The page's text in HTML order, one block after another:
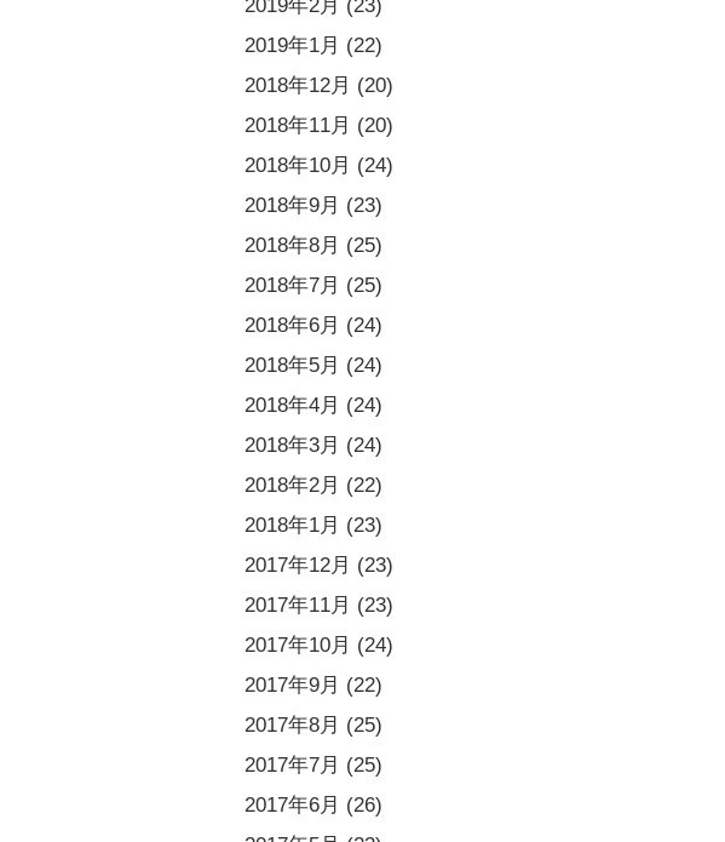
2019年2月 (23)
2019年1月 (22)
2018年12月 (20)
2018年11月 (20)
2018年10月 (24)
2018年9月 (23)
2018年8月 (25)
2018年7月 (25)
2018年6月 (24)
2018年5月 (24)
2018年4月 (24)
2018年3月 (24)
2018年2月 (22)
2018年1月 (23)
2017年12月 (23)
2017年11月 (23)
2017年10月 (24)
2017年9月 (22)
2017年8月 (25)
2017年7月 (25)
2017年6月 (26)